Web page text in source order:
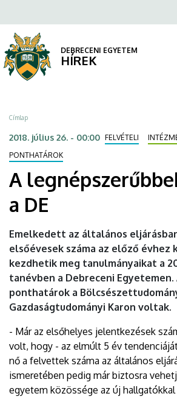
legnépszerűbbek
között
DE
DEBRECENI
EGYETEM
a
tartalomra
DEBRECENI EGYETEM
HÍREK
Morzsa
Címlap
2018. július 26. - 00:00 FELVÉTELI
PONTHATÁROK
A
a DE
Emelkedett az általános
elsőévesek száma az előző évhez
kezdhetik meg tanulmányaikat a
tanévben a Debreceni Egyetemen.
ponthatárok a
Gazdaságtudományi Karon voltak.
- Már az elsőhelyes jelentkezések
volt, hogy - az elmúlt 5 év
nő a felvettek száma az általános
ismeretében pedig már biztosra
egyetem közössége az új